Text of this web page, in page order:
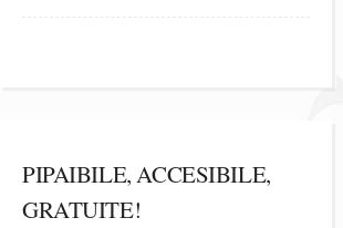
PIPAIBILE, ACCESIBILE,
GRATUITE!